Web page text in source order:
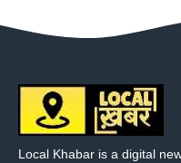
Local Khabar is a digital